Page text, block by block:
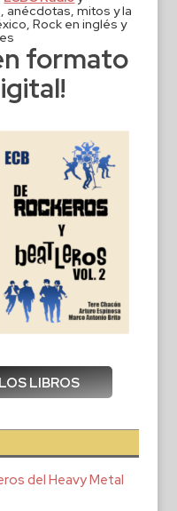
anécdotas, mitos y la
Rock en inglés y
formato
LIBROS
del Heavy Metal